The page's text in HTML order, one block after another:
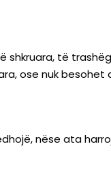
të
ose nuk besohet
nëse ata